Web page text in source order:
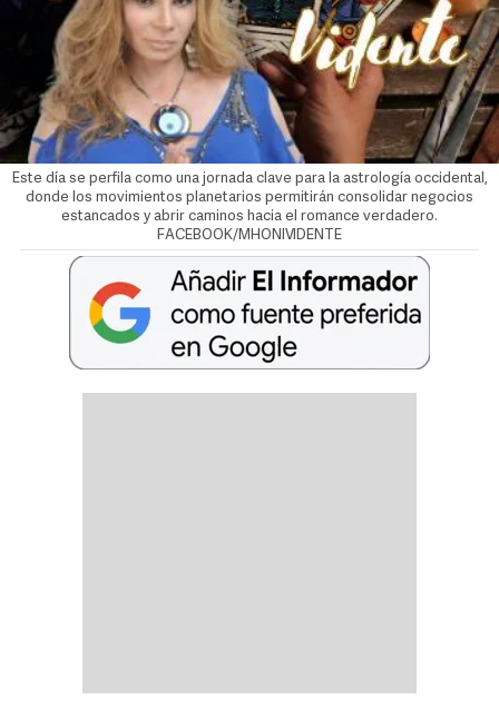
Este día se perfila como una jornada clave para la astrología occidental,
donde los movimientos planetarios permitirán consolidar negocios
estancados y abrir caminos hacia el romance verdadero.
FACEBOOK/MHONIVIDENTE